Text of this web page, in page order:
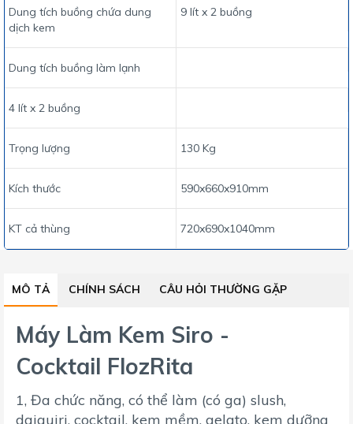
Dung tích buồng chứa dung
dịch kem
9 lít x 2 buồng
Dung tích buồng làm lạnh
4 lít x 2 buồng
Trọng lượng 130 Kg
Kích thước 590x660x910mm
KT cả thùng 720x690x1040mm
MÔ TẢ CHÍNH SÁCH CÂU HỎI THƯỜNG GẶP
Máy Làm Kem Siro -
Cocktail FlozRita
1, Đa chức năng, có thể làm (có ga) slush,
daiquiri, cocktail, kem mềm, gelato, kem dưỡng